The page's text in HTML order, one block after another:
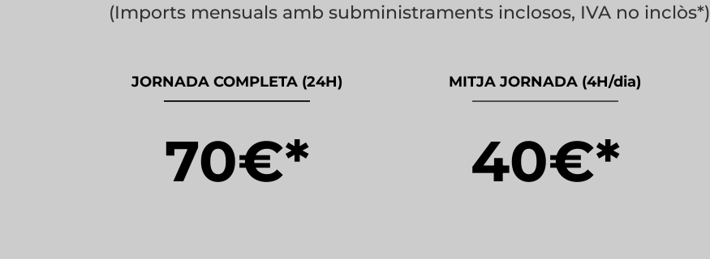
(Imports mensuals amb subministraments inclosos, IVA no inclòs*)
JORNADA COMPLETA (24H)
——————————
70€*
MITJA JORNADA (4H/dia)
——————————
40€*